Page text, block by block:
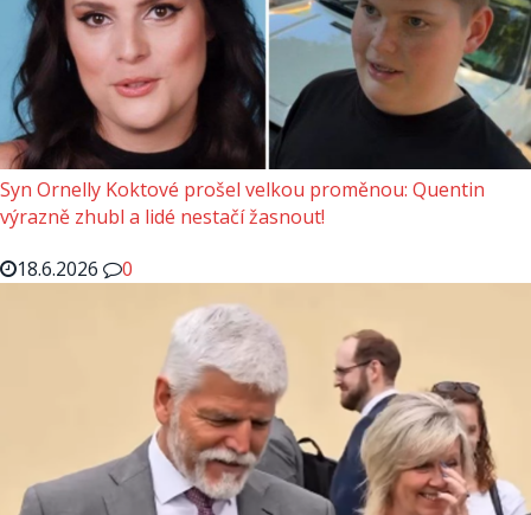
Syn Ornelly Koktové prošel velkou proměnou: Quentin
výrazně zhubl a lidé nestačí žasnout!
18.6.2026
0